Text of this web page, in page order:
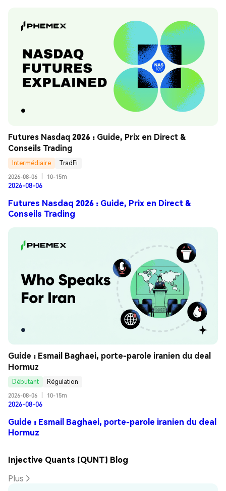
Futures Nasdaq 2026 : Guide, Prix en Direct &
Conseils Trading
Intermédiaire
TradFi
2026-08-06
10-15m
2026-08-06
Futures Nasdaq 2026 : Guide, Prix en Direct &
Conseils Trading
Guide : Esmail Baghaei, porte-parole iranien du deal
Hormuz
Débutant
Régulation
2026-08-06
10-15m
2026-08-06
Guide : Esmail Baghaei, porte-parole iranien du deal
Hormuz
Injective Quants (QUNT) Blog
Plus